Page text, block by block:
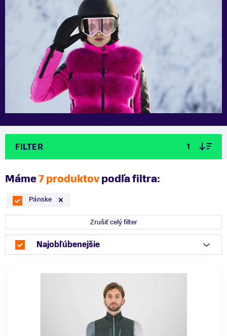
FILTER 1
Máme7 produktovpodľa filtra:
Pánske
Zrušiť celý filter
Najobľúbenejšie